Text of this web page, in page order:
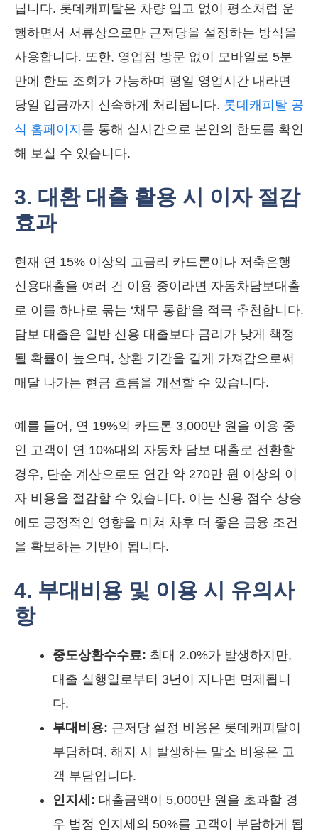
닙니다. 롯데캐피탈은 차량 입고 없이 평소처럼 운
행하면서 서류상으로만 근저당을 설정하는 방식을
사용합니다. 또한, 영업점 방문 없이 모바일로 5분
만에 한도 조회가 가능하며 평일 영업시간 내라면
당일 입금까지 신속하게 처리됩니다. 롯데캐피탈 공
식 홈페이지 를 통해 실시간으로 본인의 한도를 확인
해 보실 수 있습니다.
3. 대환 대출 활용 시 이자 절감
효과
현재 연 15% 이상의 고금리 카드론이나 저축은행
신용대출을 여러 건 이용 중이라면 자동차담보대출
로 이를 하나로 묶는 ‘채무 통합’을 적극 추천합니다.
담보 대출은 일반 신용 대출보다 금리가 낮게 책정
될 확률이 높으며, 상환 기간을 길게 가져감으로써
매달 나가는 현금 흐름을 개선할 수 있습니다.
예를 들어, 연 19%의 카드론 3,000만 원을 이용 중
인 고객이 연 10%대의 자동차 담보 대출로 전환할
경우, 단순 계산으로도 연간 약 270만 원 이상의 이
자 비용을 절감할 수 있습니다. 이는 신용 점수 상승
에도 긍정적인 영향을 미쳐 차후 더 좋은 금융 조건
을 확보하는 기반이 됩니다.
4. 부대비용 및 이용 시 유의사
항
중도상환수수료: 최대 2.0%가 발생하지만,
대출 실행일로부터 3년이 지나면 면제됩니
다.
부대비용: 근저당 설정 비용은 롯데캐피탈이
부담하며, 해지 시 발생하는 말소 비용은 고
객 부담입니다.
인지세: 대출금액이 5,000만 원을 초과할 경
우 법정 인지세의 50%를 고객이 부담하게 됩